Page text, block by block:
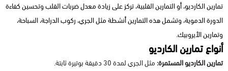
تمارين الكارديو، أو التمارين القلبية، تركز على زيادة معدل ضربات القلب وتحسين كفاءة
الدورة الدموية، وتشمل هذه التمارين أنشطة مثل الجري، ركوب الدراجة، السباحة،
وتمارين الأيروبيك.
أنواع تمارين الكارديو
تمارين الكارديو المستمرة:مثل الجري لمدة 30 دقيقة بوتيرة ثابتة.